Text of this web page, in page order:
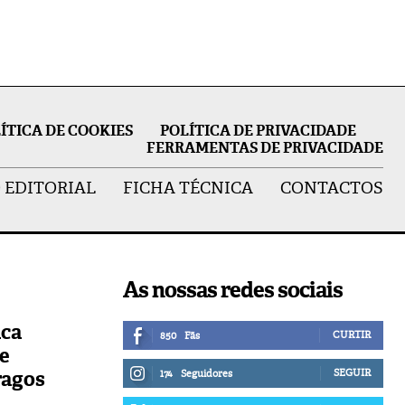
DE COOKIES
POLÍTICA DE PRIVACIDADE
FERRAMENTAS DE PRIVACIDADE
EDITORIAL FICHA TÉCNICA CONTACTOS
As nossas redes sociais
850 Fãs CURTIR
174 Seguidores SEGUIR